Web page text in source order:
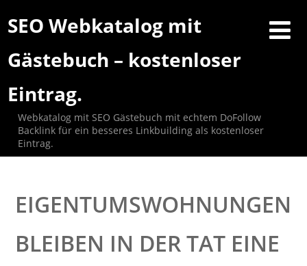
SEO Webkatalog mit
Gästebuch – kostenloser
Eintrag.
Webkatalog mit SEO Gästebuch mit echtem DoFollow
Backlink für ein besseres Linkbuilding als kostenloser
Eintrag.
EIGENTUMSWOHNUNGEN
BLEIBEN IN DER TAT EINE